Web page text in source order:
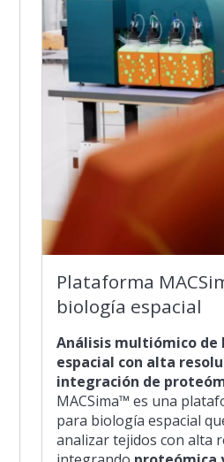
Plataforma
biología espacial
Análisis multiómico de
espacial con alta
integración de
MACSima™ es una
para biología espacial
analizar tejidos con alta